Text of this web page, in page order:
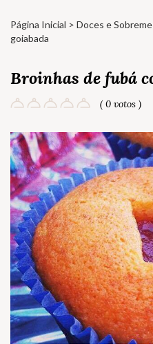
Página Inicial > Doces e
goiabada
Broinhas de fubá
( 0 votos )